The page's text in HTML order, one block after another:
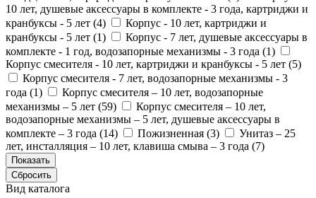
10 лет, душевые аксессуары в комплекте - 3 года, картриджи и
кранбуксы - 5 лет (4)
Корпус - 10 лет, картриджи и
кранбуксы - 5 лет (1)
Корпус - 7 лет, душевые аксессуары в
комплекте - 1 год, водозапорные механизмы - 3 года (1)
Корпус смесителя - 10 лет, картриджи и кранбуксы - 5 лет (5)
Корпус смесителя - 7 лет, водозапорные механизмы - 3
года (1)
Корпус смесителя – 10 лет, водозапорные
механизмы – 5 лет (59)
Корпус смесителя – 10 лет,
водозапорные механизмы – 5 лет, душевые аксессуары в
комплекте – 3 года (14) Пожизненная (3)
Унитаз – 25
лет, инсталляция – 10 лет, клавиша смыва – 3 года (7)
Вид каталога